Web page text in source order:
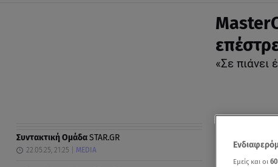
«Σε
Συντακτική ΟμάδαSTAR.GR
22.05.25, 21:25 MEDIA
Εμείς και οι